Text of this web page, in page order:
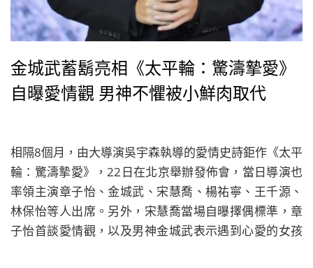
金城武蓄鬍亮相《太平輪：驚濤摯愛》
自曝愛情觀 男神不懼被小鮮肉取代
相隔8個月，由大導演吳宇森執導的愛情史詩鉅作《太平
輪：驚濤摯愛》，22日在北京舉辦發佈會，當日導演也
率領主演章子怡、金城武、宋慧喬、楊祐寧、王千源、
林保怡等人出席。另外，宋慧喬當場自曝擇偶標準，章
子怡首談愛情觀，以及男神金城武表示遇到心愛的女孩